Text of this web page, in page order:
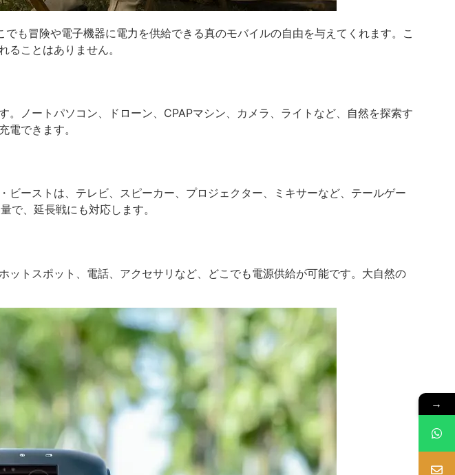
も冒険や電子機器に電力を供給できる真のモバイルの自由を与えてくれます。こ
ことはありません。
ノートパソコン、ドローン、CPAPマシン、カメラ、ライトなど、自然を探索す
電できます。
ーストは、テレビ、スピーカー、プロジェクター、ミキサーなど、テールゲー
で、延長戦にも対応します。
トスポット、電話、アクセサリなど、どこでも電源供給が可能です。大自然の
→